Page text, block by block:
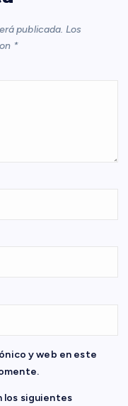
publicada. Los
*
y web en este
los siguientes